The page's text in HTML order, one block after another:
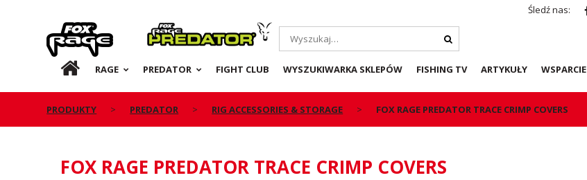
Śledź nas:
Rage Predator
PL RAGE PREDATOR FIGHT CLUB WYSZUKIWARKA SKLEPÓW FISHING TV ARTYKUŁY WSPARCIE
PRODUKTY PREDATOR RIG ACCESSORIES & STORAGE FOX RAGE PREDATOR TRACE CRIMP COVERS
FOX RAGE PREDATOR TRACE CRIMP COVERS